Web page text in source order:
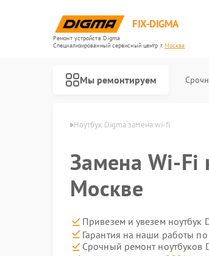
FIX-DIGMA
Ремонт устройств Digma
Специализированный cервисный центр г.Москва
Мы ремонтируем
Ноутбук Digma замена wi-fi
Замена Wi-Fi
Москве
Привезем и увезем ноутбук
Гарантия на наши работы
Срочный ремонт ноутбуков